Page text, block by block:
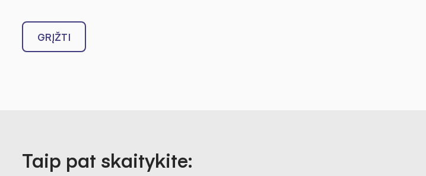
GRĮŽTI
Taip pat skaitykite: